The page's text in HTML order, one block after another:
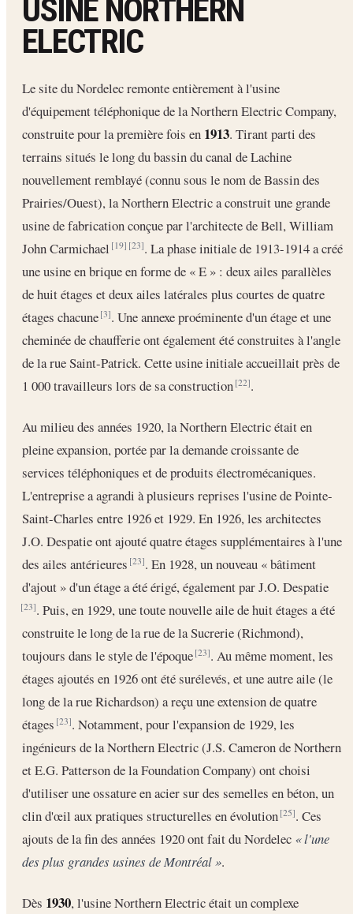
USINE NORTHERN
ELECTRIC
Le site du Nordelec remonte entièrement à l'usine
d'équipement téléphonique de la Northern Electric Company,
construite pour la première fois en 1913. Tirant parti des
terrains situés le long du bassin du canal de Lachine
nouvellement remblayé (connu sous le nom de Bassin des
Prairies/Ouest), la Northern Electric a construit une grande
usine de fabrication conçue par l'architecte de Bell, William
John Carmichael[19] [23]. La phase initiale de 1913-1914 a créé
une usine en brique en forme de « E » : deux ailes parallèles
de huit étages et deux ailes latérales plus courtes de quatre
étages chacune[3]. Une annexe proéminente d'un étage et une
cheminée de chaufferie ont également été construites à l'angle
de la rue Saint-Patrick. Cette usine initiale accueillait près de
1 000 travailleurs lors de sa construction[22].
Au milieu des années 1920, la Northern Electric était en
pleine expansion, portée par la demande croissante de
services téléphoniques et de produits électromécaniques.
L'entreprise a agrandi à plusieurs reprises l'usine de Pointe-
Saint-Charles entre 1926 et 1929. En 1926, les architectes
J.O. Despatie ont ajouté quatre étages supplémentaires à l'une
des ailes antérieures[23]. En 1928, un nouveau « bâtiment
d'ajout » d'un étage a été érigé, également par J.O. Despatie
[23]. Puis, en 1929, une toute nouvelle aile de huit étages a été
construite le long de la rue de la Sucrerie (Richmond),
toujours dans le style de l'époque[23]. Au même moment, les
étages ajoutés en 1926 ont été surélevés, et une autre aile (le
long de la rue Richardson) a reçu une extension de quatre
étages[23]. Notamment, pour l'expansion de 1929, les
ingénieurs de la Northern Electric (J.S. Cameron de Northern
et E.G. Patterson de la Foundation Company) ont choisi
d'utiliser une ossature en acier sur des semelles en béton, un
clin d'œil aux pratiques structurelles en évolution[25]. Ces
ajouts de la fin des années 1920 ont fait du Nordelec « l'une
des plus grandes usines de Montréal ».
Dès 1930, l'usine Northern Electric était un complexe